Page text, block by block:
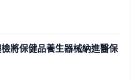
將保健品養生器械納進醫保